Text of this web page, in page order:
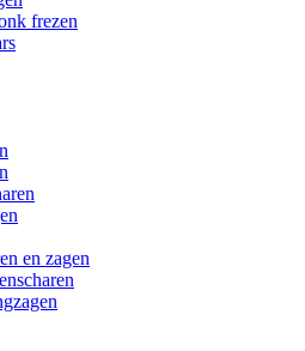
frezen
en zagen